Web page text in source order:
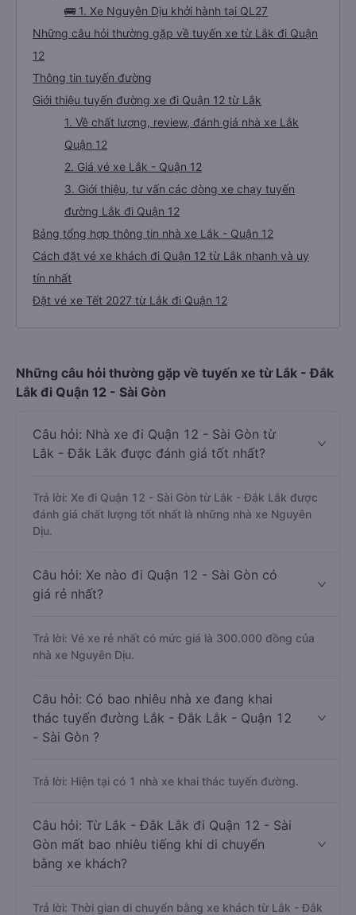
🚌 1. Xe Nguyên Dịu khởi hành tại QL27
Những câu hỏi thường gặp về tuyến xe từ Lắk đi Quận
12
Thông tin tuyến đường
Giới thiệu tuyến đường xe đi Quận 12 từ Lắk
1. Về chất lượng, review, đánh giá nhà xe Lắk
Quận 12
2. Giá vé xe Lắk - Quận 12
3. Giới thiệu, tư vấn các dòng xe chạy tuyến
đường Lắk đi Quận 12
Bảng tổng hợp thông tin nhà xe Lắk - Quận 12
Cách đặt vé xe khách đi Quận 12 từ Lắk nhanh và uy
tín nhất
Đặt vé xe Tết 2027 từ Lắk đi Quận 12
Những câu hỏi thường gặp về tuyến xe từ Lắk - Đắk
Lắk đi Quận 12 - Sài Gòn
Câu hỏi: Nhà xe đi Quận 12 - Sài Gòn từ
Lắk - Đắk Lắk được đánh giá tốt nhất?
Trả lời: Xe đi Quận 12 - Sài Gòn từ Lắk - Đắk Lắk được
đánh giá chất lượng tốt nhất là những nhà xe Nguyên
Dịu.
Câu hỏi: Xe nào đi Quận 12 - Sài Gòn có
giá rẻ nhất?
Trả lời: Vé xe rẻ nhất có mức giá là 300.000 đồng của
nhà xe Nguyên Dịu.
Câu hỏi: Có bao nhiêu nhà xe đang khai
thác tuyến đường Lắk - Đắk Lắk - Quận 12
- Sài Gòn ?
Trả lời: Hiện tại có 1 nhà xe khai thác tuyến đường.
Câu hỏi: Từ Lắk - Đắk Lắk đi Quận 12 - Sài
Gòn mất bao nhiêu tiếng khi di chuyển
bằng xe khách?
Trả lời: Thời gian di chuyển bằng xe khách từ Lắk - Đắk